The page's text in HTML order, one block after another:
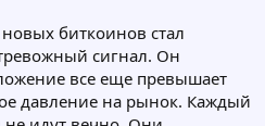
биткоинов стал
сигнал. Он
все еще превышает
давление на рынок. Каждый